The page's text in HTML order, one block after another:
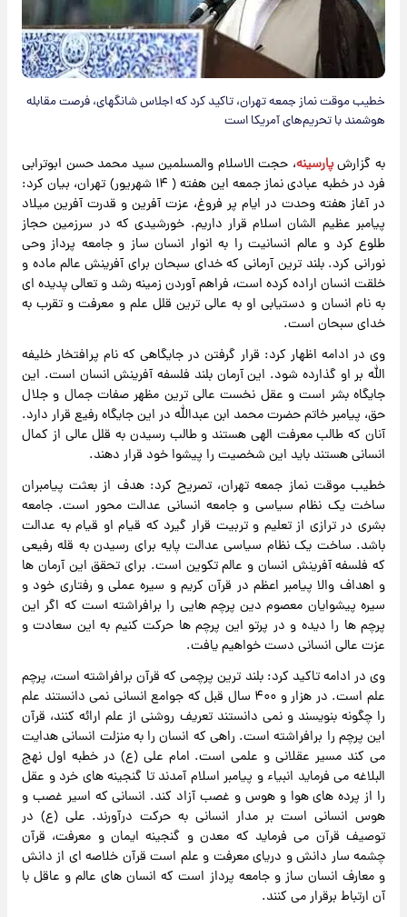
خطیب موقت نماز جمعه تهران، تاکید کرد که اجلاس شانگهای، فرصت مقابله
هوشمند با تحریم‌های آمریکا است
به گزارشپارسینه، حجت الاسلام والمسلمین سید محمد حسن ابوترابی
فرد در خطبه عبادی نماز جمعه این هفته ( ۱۴ شهریور) تهران، بیان کرد:
در آغاز هفته وحدت در ایام پر فروغ، عزت آفرین و قدرت آفرین میلاد
پیامبر عظیم الشان اسلام قرار داریم. خورشیدی که در سرزمین حجاز
طلوع کرد و عالم انسانیت را به انوار انسان ساز و جامعه پرداز وحی
نورانی کرد. بلند ترین آرمانی که خدای سبحان برای آفرینش عالم ماده و
خلقت انسان اراده کرده است، فراهم آوردن زمینه رشد و تعالی پدیده ای
به نام انسان و دستیابی او به عالی ترین قلل علم و معرفت و تقرب به
خدای سبحان است.
وی در ادامه اظهار کرد: قرار گرفتن در جایگاهی که نام پرافتخار خلیفه
الله بر او گذارده شود. این آرمان بلند فلسفه آفرینش انسان است. این
جایگاه بشر است و عقل نخست عالی ترین مظهر صفات جمال و جلال
حق، پیامبر خاتم حضرت محمد ابن عبدالله در این جایگاه رفیع قرار دارد.
آنان که طالب معرفت الهی هستند و طالب رسیدن به قلل عالی از کمال
انسانی هستند باید این شخصیت را پیشوا خود قرار دهند.
خطیب موقت نماز جمعه تهران، تصریح کرد: هدف از بعثت پیامبران
ساخت یک نظام سیاسی و جامعه انسانی عدالت محور است. جامعه
بشری در ترازی از تعلیم و تربیت قرار گیرد که قیام او قیام به عدالت
باشد. ساخت یک نظام سیاسی عدالت پایه برای رسیدن به قله رفیعی
که فلسفه آفرینش انسان و عالم تکوین است. برای تحقق این آرمان ها
و اهداف والا پیامبر اعظم در قرآن کریم و سیره عملی و رفتاری خود و
سیره پیشوایان معصوم دین پرچم هایی را برافراشته است که اگر این
پرچم ها را دیده و در پرتو این پرچم ها حرکت کنیم به این سعادت و
عزت عالی انسانی دست خواهیم یافت.
وی در ادامه تاکید کرد: بلند ترین پرچمی که قرآن برافراشته است، پرچم
علم است. در هزار و ۴۰۰ سال قبل که جوامع انسانی نمی دانستند علم
را چگونه بنویسند و نمی دانستند تعریف روشنی از علم ارائه کنند، قرآن
این پرچم را برافراشته است. راهی که انسان را به منزلت انسانی هدایت
می کند مسیر عقلانی و علمی است. امام علی (ع) در خطبه اول نهج
البلاغه می فرماید انبیاء و پیامبر اسلام آمدند تا گنجینه های خرد و عقل
را از پرده های هوا و هوس و غصب آزاد کند. انسانی که اسیر غصب و
هوس انسانی است بر مدار انسانی به حرکت درآورند. علی (ع) در
توصیف قرآن می فرماید که معدن و گنجینه ایمان و معرفت، قرآن
چشمه سار دانش و دریای معرفت و علم است قرآن خلاصه ای از دانش
و معارف انسان ساز و جامعه پرداز است که انسان های عالم و عاقل با
آن ارتباط برقرار می کنند.